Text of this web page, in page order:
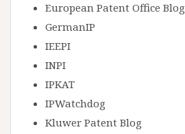
European Patent Office Blog
GermanIP
IEEPI
INPI
IPKAT
IPWatchdog
Kluwer Patent Blog